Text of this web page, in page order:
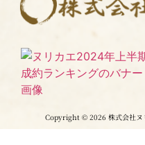
Copyright © 2026 株式会社ヌ